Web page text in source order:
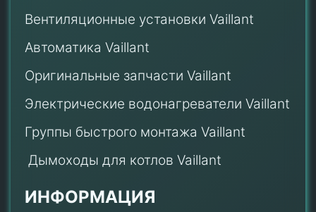
Вентиляционные установки Vaillant
Автоматика Vaillant
Оригинальные запчасти Vaillant
Электрические водонагреватели Vaillant
Группы быстрого монтажа Vaillant
Дымоходы для котлов Vaillant
ИНФОРМАЦИЯ